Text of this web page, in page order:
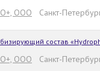
ООО Санкт-
состав
ООО Санкт-